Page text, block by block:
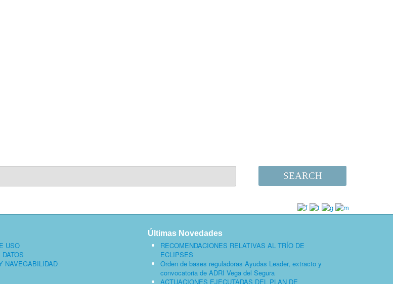
SEARCH
USO
NAVEGABILIDAD
Últimas Novedades
RECOMENDACIONES RELATIVAS AL TRÍO DE
ECLIPSES
Orden de bases reguladoras Ayudas Leader, extracto y
convocatoria de ADRI Vega del Segura
ACTUACIONES EJECUTADAS DEL PLAN DE